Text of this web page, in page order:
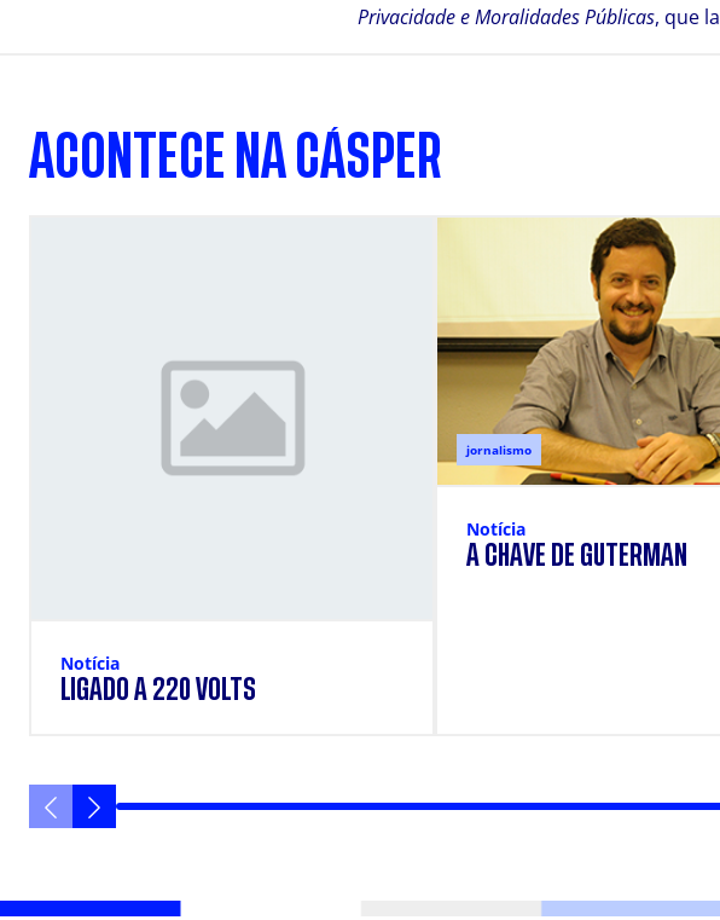
Privacidade e Moralidades Públicas, que
ACONTECE NA CÁSPER
Notícia
LIGADO A 220 VOLTS
jornalismo
Notícia
A CHAVE DE GUTERMAN